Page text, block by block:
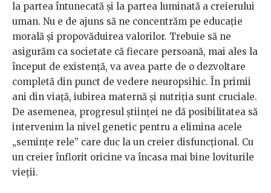
la partea întunecată și la partea luminată a creierului
uman. Nu e de ajuns să ne concentrăm pe educație
morală și propovăduirea valorilor. Trebuie să ne
asigurăm ca societate că fiecare persoană, mai ales la
început de existență, va avea parte de o dezvoltare
completă din punct de vedere neuropsihic. În primii
ani din viață, iubirea maternă și nutriția sunt cruciale.
De asemenea, progresul științei ne dă posibilitatea să
intervenim la nivel genetic pentru a elimina acele
„semințe rele” care duc la un creier disfuncțional. Cu
un creier înflorit oricine va încasa mai bine loviturile
vieții.